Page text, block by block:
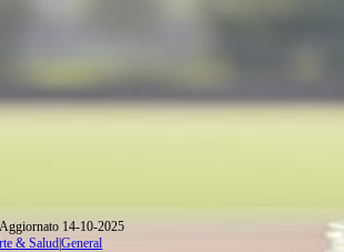
Aggiornato 14-10-2025
& Salud|General